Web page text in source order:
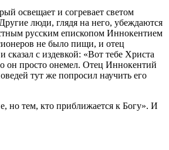
освещает и согревает светом
люди, глядя на него, убеждаются
русским епископом Иннокентием
не было пищи, и отец
с издевкой: «Вот тебе Христа
он просто онемел. Отец Иннокентий
тут же попросил научить его
но тем, кто приближается к Богу». И